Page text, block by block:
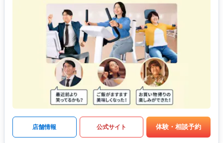
店舗情報 公式サイト 体験・相談予約